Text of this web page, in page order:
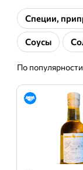
Специи,
Соусы
По популярности